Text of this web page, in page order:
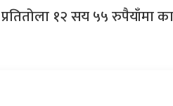
१२ सय ५५ रुपैयाँमा